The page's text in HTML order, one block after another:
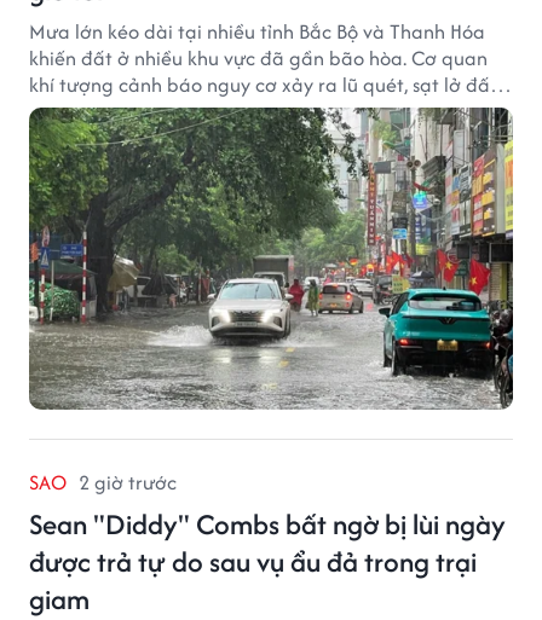
Mưa lớn kéo dài tại nhiều tỉnh Bắc Bộ và Thanh Hóa
khiến đất ở nhiều khu vực đã gần bão hòa. Cơ quan
khí tượng cảnh báo nguy cơ xảy ra lũ quét, sạt lở đất
trong những giờ tới.
SAO 2 giờ trước
Sean "Diddy" Combs bất ngờ bị lùi ngày
được trả tự do sau vụ ẩu đả trong trại
giam